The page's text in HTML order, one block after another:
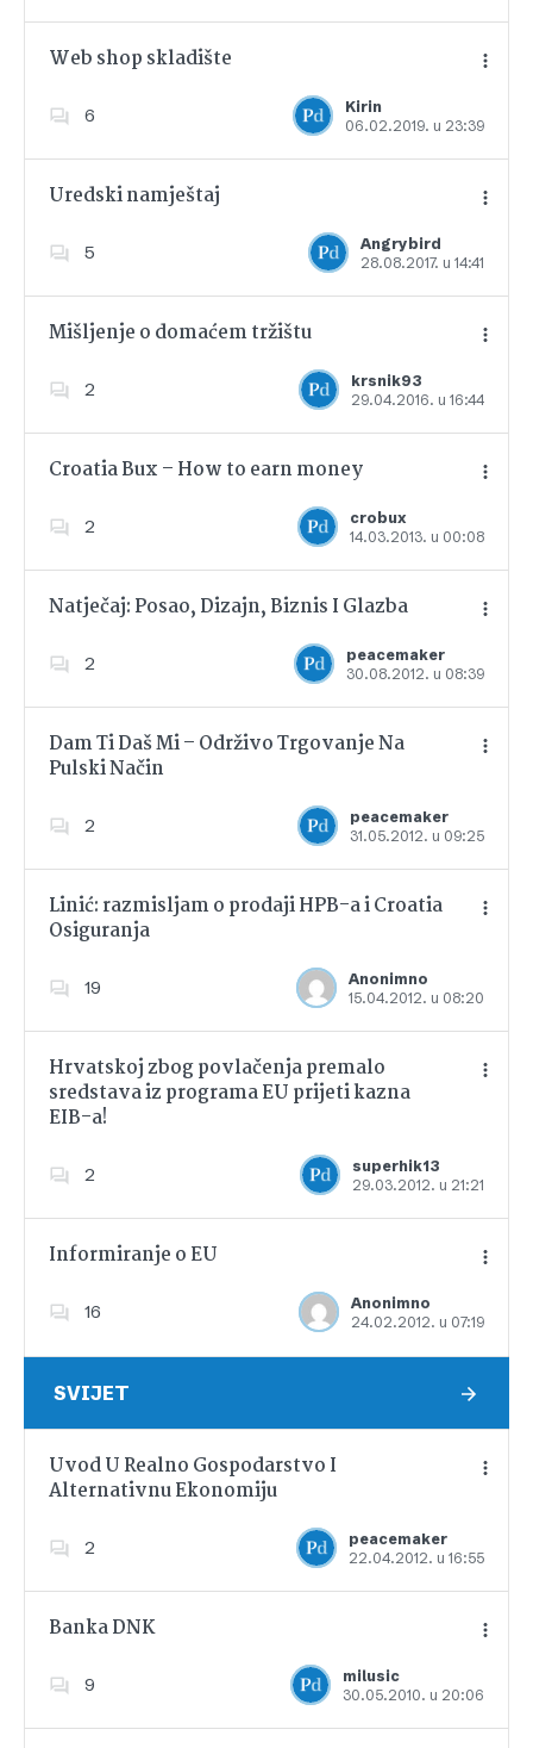
Web shop skladište
6
Kirin
06.02.2019. u 23:39
Dodajte u favorite
Uredski namještaj
5
Angrybird
28.08.2017. u 14:41
Dodajte u favorite
Mišljenje o domaćem tržištu
2
krsnik93
29.04.2016. u 16:44
Dodajte u favorite
Croatia Bux – How to earn money
2
crobux
14.03.2013. u 00:08
Dodajte u favorite
Natječaj: Posao, Dizajn, Biznis I Glazba
2
peacemaker
30.08.2012. u 08:39
Dodajte u favorite
Dam Ti Daš Mi – Održivo Trgovanje Na
Pulski Način
2
peacemaker
31.05.2012. u 09:25
Dodajte u favorite
Linić: razmisljam o prodaji HPB-a i Croatia
Osiguranja
19
Anonimno
15.04.2012. u 08:20
Dodajte u favorite
Hrvatskoj zbog povlačenja premalo
sredstava iz programa EU prijeti kazna
EIB-a!
2
superhik13
29.03.2012. u 21:21
Informiranje o EU
16
Anonimno
24.02.2012. u 07:19
Dodajte u favorite
SVIJET
Uvod U Realno Gospodarstvo I
Alternativnu Ekonomiju
2
peacemaker
22.04.2012. u 16:55
Dodajte u favorite
Banka DNK
9
milusic
30.05.2010. u 20:06
Dodajte u favorite